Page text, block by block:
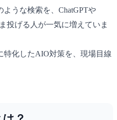
うな検索を、ChatGPTや
投げる人が一気に増えていま
特化したAIO対策を、現場目線